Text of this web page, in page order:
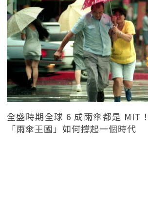
全盛時期全球 6 成雨傘都是 MIT
「雨傘王國」如何撐起一個時代